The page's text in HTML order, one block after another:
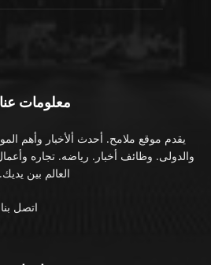
معلومات عنا
يقدم موقع ملامح. أحدث ألأخبار وأهم
والدولى. وظائف أخبار. رياضه. تجاره
العالم بين يديك.
اتصل